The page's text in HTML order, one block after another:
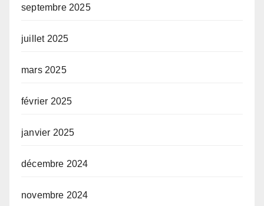
septembre 2025
juillet 2025
mars 2025
février 2025
janvier 2025
décembre 2024
novembre 2024